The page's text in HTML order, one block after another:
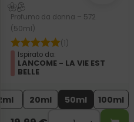
Profumo da donna – 572
(50ml)
(1)
Ispirato da:
LANCOME - LA VIE EST
BELLE
20ml 50ml 100ml